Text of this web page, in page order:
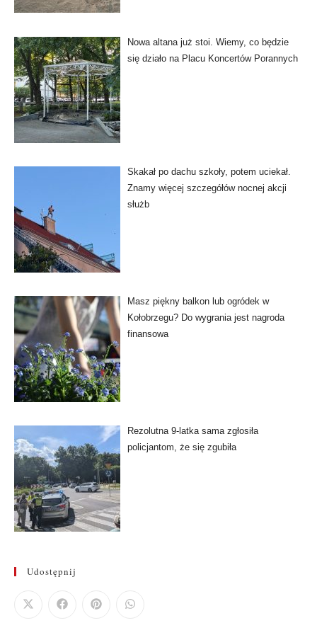
Nowa altana już stoi. Wiemy, co będzie
się działo na Placu Koncertów Porannych
Skakał po dachu szkoły, potem uciekał.
Znamy więcej szczegółów nocnej akcji
służb
Masz piękny balkon lub ogródek w
Kołobrzegu? Do wygrania jest nagroda
finansowa
Rezolutna 9-latka sama zgłosiła
policjantom, że się zgubiła
Udostępnij